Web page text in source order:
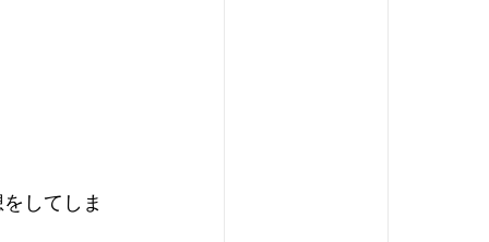
してしま